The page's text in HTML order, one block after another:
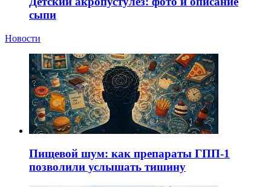
сыпи
Новости
Пищевой шум: как препараты ГПП-1
позволили услышать тишину